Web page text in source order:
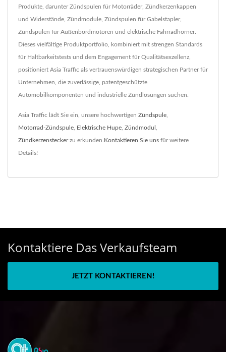
Produkte, darunter Zündspulen für Motorräder, Zündkerzenkappen
und Widerstände, Zündmodule, Zündspulen für Gabelstapler,
Zündspulen für Außenbordmotoren und elektrische Fahrradhörner.
Dieses vielfältige Produktportfolio, kombiniert mit strengen Standards
für Haltbarkeitstests und dem Engagement für Qualitätsexzellenz,
positioniert Asia Traffic als vertrauenswürdigen strategischen Partner für
Unternehmen, die zuverlässige, patentgeschützte
Automobilkomponenten und industrielle Zündlösungen suchen.
Asia Traffic lädt Sie ein, unsere hochwertigen Zündspule
Motorrad-Zündspule Elektrische Hupe Zündmodul
Zündkerzensteckerzu erkunden. Kontaktieren Sie uns für weitere
Details!
Kontaktiere Das Verkaufsteam
JETZT KONTAKTIEREN!